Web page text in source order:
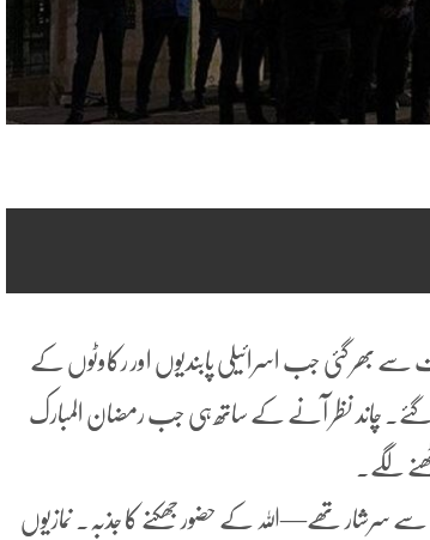
بھر گئی جب اسرائیلی پابندیوں اور رکاوٹوں کے
گئے۔ چاند نظر آنے کے ساتھ ہی جب رمضان المبارک
لگے۔
تھے—اللہ کے حضور جھکنے کا جذبہ۔ نمازیوں